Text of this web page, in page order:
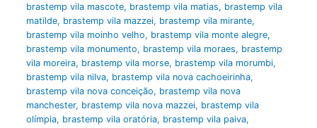
brastemp vila mascote, brastemp vila matias, brastemp vila
matilde, brastemp vila mazzei, brastemp vila mirante,
brastemp vila moinho velho, brastemp vila monte alegre,
brastemp vila monumento, brastemp vila moraes, brastemp
vila moreira, brastemp vila morse, brastemp vila morumbi,
brastemp vila nilva, brastemp vila nova cachoeirinha,
brastemp vila nova conceição, brastemp vila nova
manchester, brastemp vila nova mazzei, brastemp vila
olímpia, brastemp vila oratória, brastemp vila paiva,